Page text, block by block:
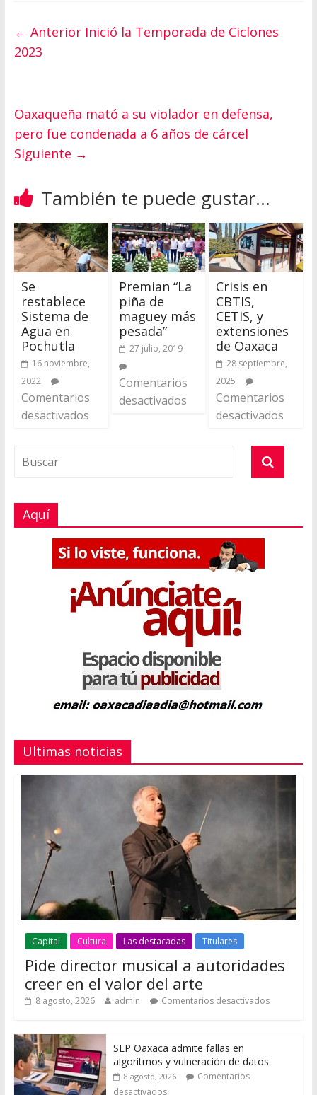
← AnteriorInició la Temporada de Ciclones
2023
Oaxaqueña mató a su violador en defensa,
pero fue condenada a 6 años de cárcel
Siguiente →
También te puede gustar...
Se
restablece
Sistema de
Agua en
Pochutla
16 noviembre,
2022
Comentarios
desactivados
Premian “La
piña de
maguey más
pesada”
27 julio, 2019
Comentarios
desactivados
Crisis en
CBTIS,
CETIS, y
extensiones
de Oaxaca
28 septiembre,
2025
Comentarios
desactivados
Aquí
Ultimas noticias
Capital Cultura Las destacadas Titulares
Pide director musical a autoridades
creer en el valor del arte
8 agosto, 2026 admin Comentarios desactivados
SEP Oaxaca admite fallas en
algoritmos y vulneración de datos
8 agosto, 2026
Comentarios
desactivados